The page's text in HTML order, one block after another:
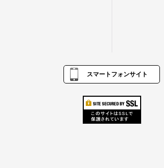
スマートフォンサイト